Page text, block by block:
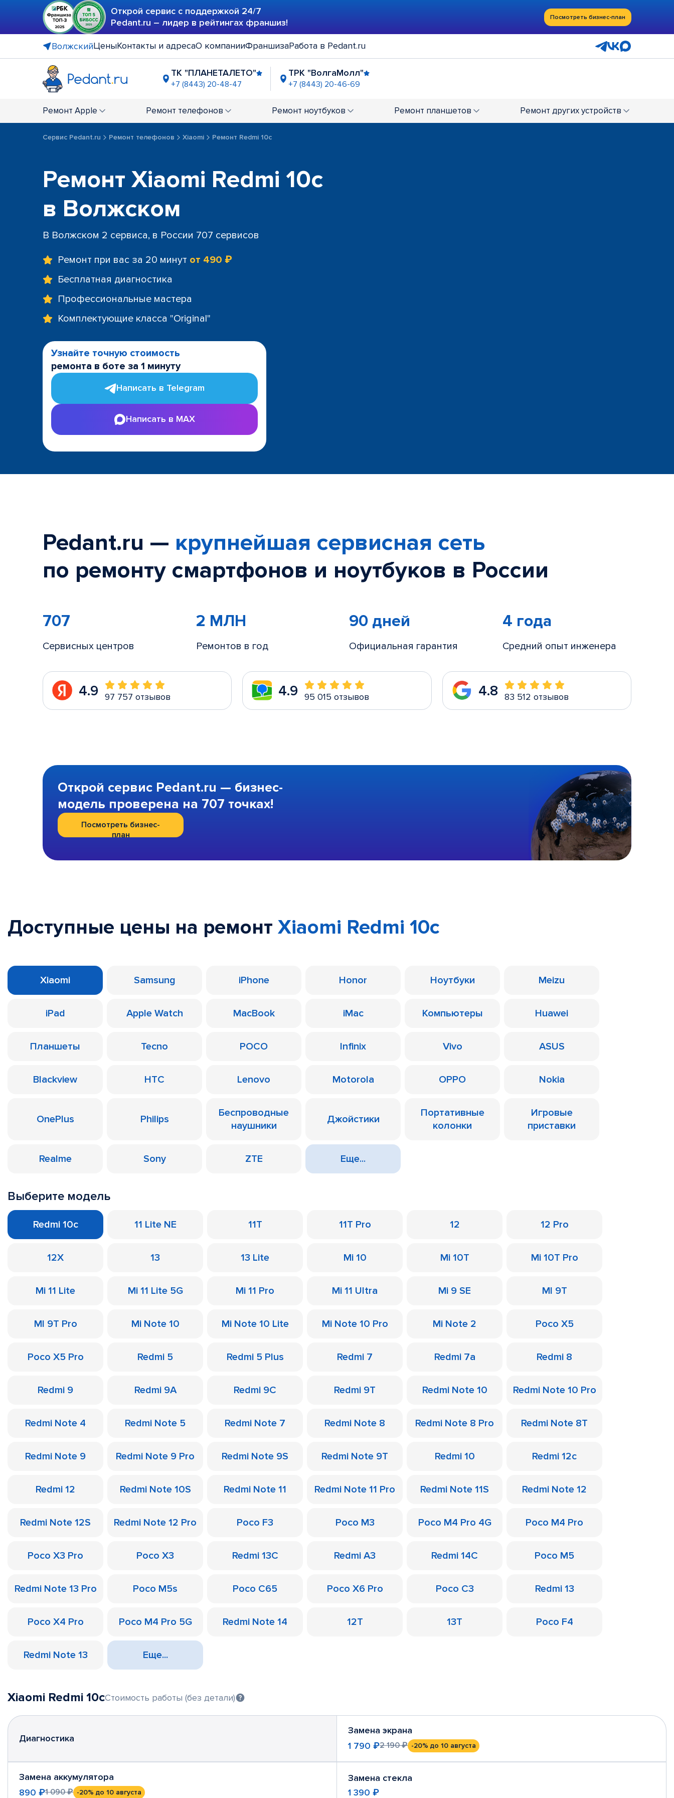
Открой сервис с поддержкой 24/7
Pedant.ru – лидер в рейтингах франшиз!
Посмотреть бизнес-план
ВолжскийЦеныКонтакты и адресаО компанииФраншизаРабота в Pedant.ru
ТК "ПЛАНЕТАЛЕТО"
+7 (8443) 20-48-47
ТРК "ВолгаМолл"
+7 (8443) 20-46-69
Ремонт Apple Ремонт телефонов Ремонт ноутбуков Ремонт планшетов Ремонт других устройств
Сервис Pedant.ru Ремонт телефонов Xiaomi Ремонт Redmi 10c
Ремонт Xiaomi Redmi 10c
в Волжском
В Волжском 2 сервиса, в России 707 сервисов
Ремонт при вас за 20 минут от 490 ₽
Бесплатная диагностика
Профессиональные мастера
Комплектующие класса "Original"
Узнайте точную стоимость
ремонта в боте за 1 минуту
Написать в Telegram
Написать в MAX
Pedant.ru — крупнейшая сервисная сеть
по ремонту смартфонов и ноутбуков в России
707
Сервисных центров
2 МЛН
Ремонтов в год
90 дней
Официальная гарантия
4 года
Средний опыт инженера
4.9 97 757 отзывов 4.9 95 015 отзывов 4.8 83 512 отзывов
Открой сервис Pedant.ru — бизнес-
модель проверена на 707 точках!
Посмотреть бизнес-
план
Доступные цены на ремонт Xiaomi Redmi 10c
Xiaomi Samsung iPhone Honor Ноутбуки Meizu
iPad Apple Watch MacBook iMac Компьютеры Huawei
Планшеты Tecno POCO Infinix Vivo ASUS
Blackview HTC Lenovo Motorola OPPO Nokia
OnePlus Philips
Беспроводные
наушники
Джойстики
Портативные
колонки
Игровые
приставки
Realme Sony ZTE Еще...
Выберите модель
Redmi 10c 11 Lite NE 11T 11T Pro 12 12 Pro
12X 13 13 Lite Mi 10 Mi 10T Mi 10T Pro
Mi 11 Lite Mi 11 Lite 5G Mi 11 Pro Mi 11 Ultra Mi 9 SE MI 9T
MI 9T Pro Mi Note 10 Mi Note 10 Lite Mi Note 10 Pro Mi Note 2 Poco X5
Poco X5 Pro Redmi 5 Redmi 5 Plus Redmi 7 Redmi 7a Redmi 8
Redmi 9 Redmi 9A Redmi 9C Redmi 9T Redmi Note 10 Redmi Note 10 Pro
Redmi Note 4 Redmi Note 5 Redmi Note 7 Redmi Note 8 Redmi Note 8 Pro Redmi Note 8T
Redmi Note 9 Redmi Note 9 Pro Redmi Note 9S Redmi Note 9T Redmi 10 Redmi 12c
Redmi 12 Redmi Note 10S Redmi Note 11 Redmi Note 11 Pro Redmi Note 11S Redmi Note 12
Redmi Note 12S Redmi Note 12 Pro Poco F3 Poco M3 Poco M4 Pro 4G Poco M4 Pro
Poco X3 Pro Poco X3 Redmi 13C Redmi A3 Redmi 14C Poco M5
Redmi Note 13 Pro Poco M5s Poco C65 Poco X6 Pro Poco C3 Redmi 13
Poco X4 Pro Poco M4 Pro 5G Redmi Note 14 12T 13T Poco F4
Redmi Note 13 Еще...
Xiaomi Redmi 10cСтоимость работы (без детали)
Диагностика
Замена экрана
1 790 ₽2 190 ₽ -20% до 10 августа
Замена аккумулятора
890 ₽1 090 ₽ -20% до 10 августа
Замена стекла
1 390 ₽